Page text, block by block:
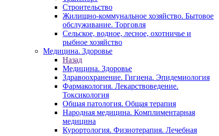
Строительство
Жилищно-коммунальное хозяйство. Бытовое
обслуживание. Торговля
Сельское, водное, лесное, охотничье и
рыбное хозяйство
Медицина. Здоровье
Назад
Медицина. Здоровье
Здравоохранение. Гигиена. Эпидемиология
Фармакология. Лекарствоведение.
Токсикология
Общая патология. Общая терапия
Народная медицина. Комплиментарная
медицина
Курортология. Физиотерапия. Лечебная